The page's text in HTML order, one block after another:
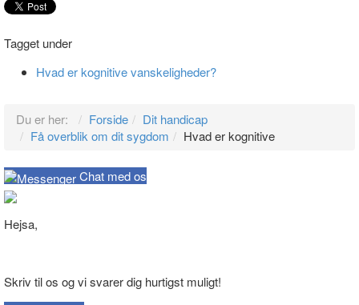
Tagget under
Hvad er kognitive vanskeligheder?
Du er her: Forside
Dit handicap
Få overblik om dit sygdom
Hvad er kognitive
Chat med os
Hejsa,
Skriv til os og vi svarer dig hurtigst muligt!